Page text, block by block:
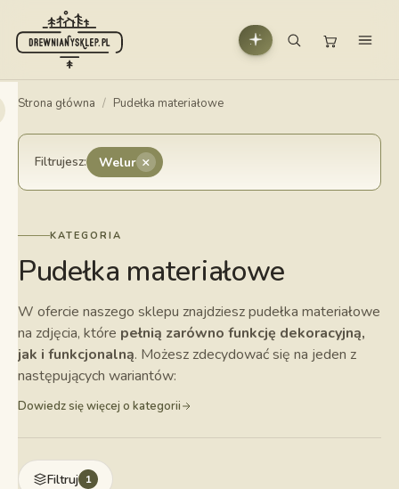
Strona główna / Pudełka materiałowe
Filtrujesz: Welur ×
KATEGORIA
Pudełka materiałowe
W ofercie naszego sklepu znajdziesz pudełka materiałowe
na zdjęcia, które pełnią zarówno funkcję dekoracyjną,
jak i funkcjonalną. Możesz zdecydować się na jeden z
następujących wariantów:
Dowiedz się więcej o kategorii
Filtruj 1